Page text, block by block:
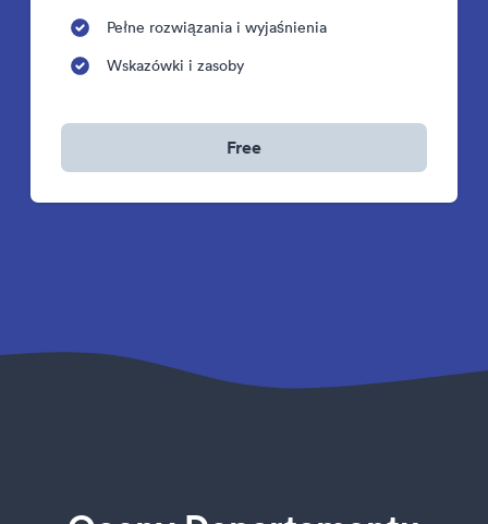
Pełne rozwiązania i wyjaśnienia
Wskazówki i zasoby
Free